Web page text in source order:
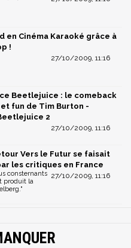
en Cinéma Karaoké grâce à
!
27/10/2009, 11:16
Beetlejuice : le comeback
fun de Tim Burton -
2
27/10/2009, 11:16
Vers le Futur se faisait
les critiques en France
27/10/2009, 11:16
consternants
produit la